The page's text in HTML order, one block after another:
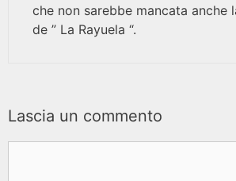
che non sarebbe mancata anche
de ” La Rayuela “.
Lascia un commento